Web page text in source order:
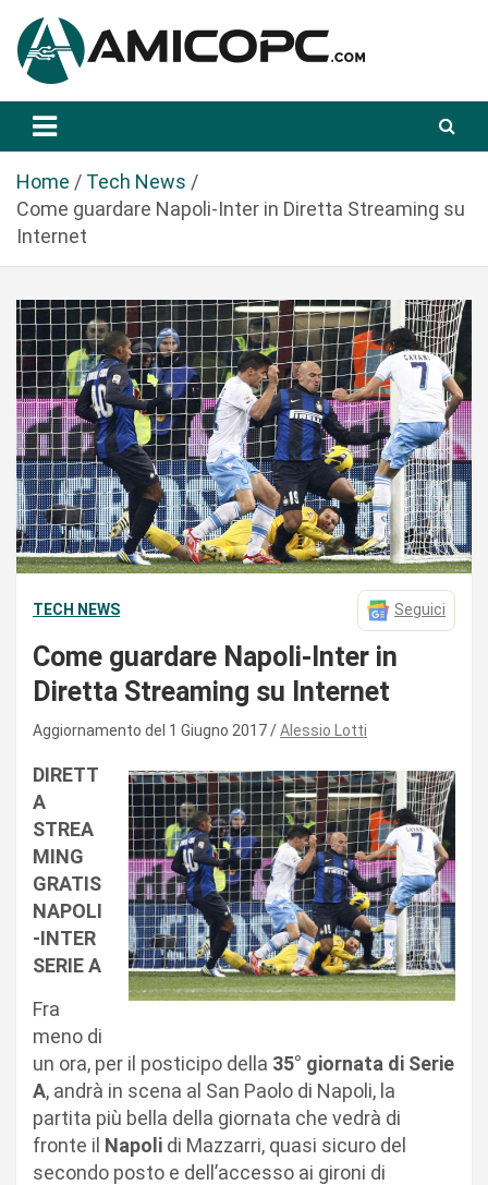
a
Amicopc.com
Home
Tech News
Come guardare Napoli-Inter in Diretta Streaming su
Internet
TECH NEWS Seguici
Come guardare Napoli-Inter in
Diretta Streaming su Internet
Aggiornamento del 1 Giugno 2017 Alessio Lotti
DIRETT
A
STREA
MING
GRATIS
NAPOLI
-INTER
SERIE A
Fra
meno di
un ora, per il posticipo della 35° giornata di Serie
A, andrà in scena al San Paolo di Napoli, la
partita più bella della giornata che vedrà di
fronte il Napoli di Mazzarri, quasi sicuro del
secondo posto e dell’accesso ai gironi di